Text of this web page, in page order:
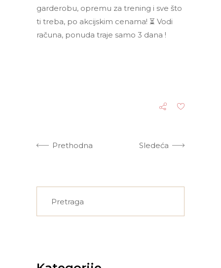
garderobu, opremu za trening i sve što
ti treba, po akcijskim cenama! ⏳ Vodi
računa, ponuda traje samo 3 dana !
Prethodna Sledeća